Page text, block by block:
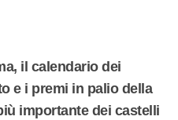
il calendario dei
e i premi in palio della
importante dei castelli